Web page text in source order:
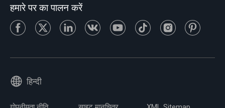
हमारे पर का पालन करें
हिन्दी